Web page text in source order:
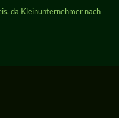
da Kleinunternehmer nach